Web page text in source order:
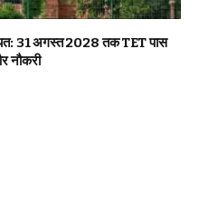
31 अगस्त 2028 तक TET पास
नौकरी